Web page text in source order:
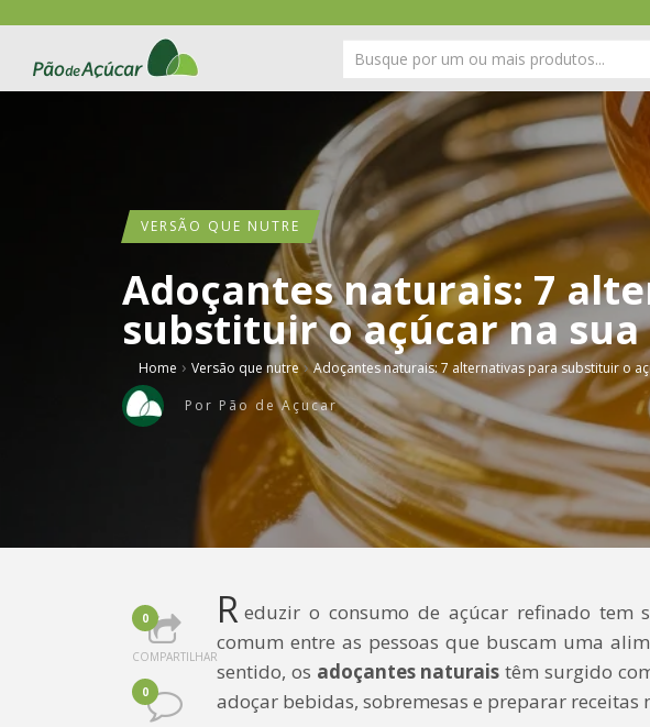
VERSÃO QUE NUTRE
Adoçantes naturais: 7
substituir o açúcar na
Home › Versão que nutre › Adoçantes naturais: 7 alternativas para substituir o
Por Pão de Açucar
0
COMPARTILHAR
0
R eduzir o consumo de açúcar refinado tem
comum entre as pessoas que buscam uma
sentido, os adoçantes naturaistêm surgido
adoçar bebidas, sobremesas e preparar receitas